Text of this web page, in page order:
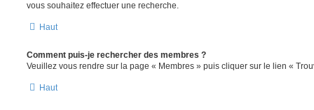
vous souhaitez effectuer une recherche.
Haut
Comment puis-je rechercher des membres ?
Veuillez vous rendre sur la page « Membres » puis cliquer sur le lien «
Haut